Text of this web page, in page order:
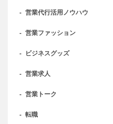
- 営業代行活用ノウハウ
- 営業ファッション
- ビジネスグッズ
- 営業求人
- 営業トーク
- 転職